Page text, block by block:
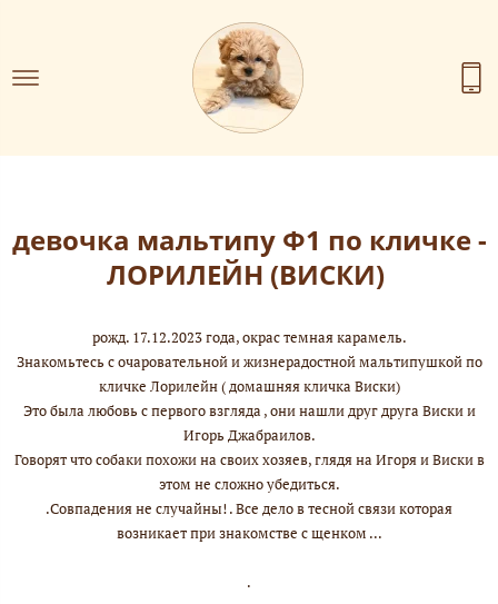
девочка мальтипу Ф1 по кличке -
ЛОРИЛЕЙН (ВИСКИ)
рожд. 17.12.2023 года, окрас темная карамель.
Знакомьтесь с очаровательной и жизнерадостной мальтипушкой по
кличке Лорилейн ( домашняя кличка Виски)
Это была любовь с первого взгляда , они нашли друг друга Виски и
Игорь Джабраилов.
Говорят что собаки похожи на своих хозяев, глядя на Игоря и Виски в
этом не сложно убедиться.
.Совпадения не случайны! . Все дело в тесной связи которая
возникает при знакомстве с щенком ...
.